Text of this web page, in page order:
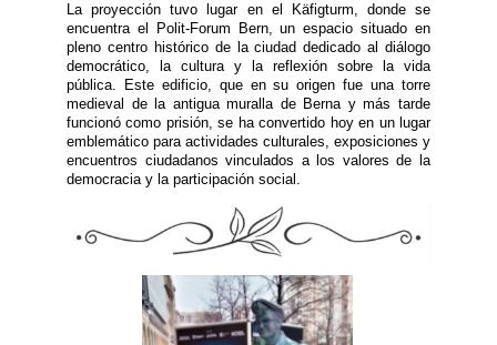
La proyección tuvo lugar en el Käfigturm, donde se
encuentra el Polit-Forum Bern, un espacio situado en
pleno centro histórico de la ciudad dedicado al diálogo
democrático, la cultura y la reflexión sobre la vida
pública. Este edificio, que en su origen fue una torre
medieval de la antigua muralla de Berna y más tarde
funcionó como prisión, se ha convertido hoy en un lugar
emblemático para actividades culturales, exposiciones y
encuentros ciudadanos vinculados a los valores de la
democracia y la participación social.